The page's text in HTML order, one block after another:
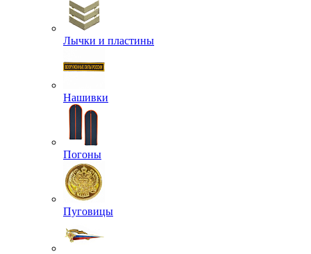
Лычки и пластины
Нашивки
Погоны
Пуговицы